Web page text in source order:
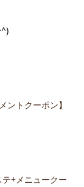
ントクーポン】
+メニュークー